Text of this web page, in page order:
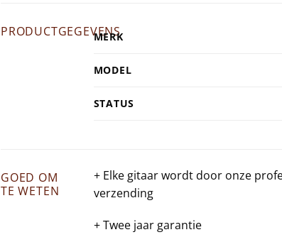
PRODUCTGEGEVENS
MERK
MODEL
STATUS
GOED OM
TE WETEN
+ Elke gitaar wordt door onze
verzending
+ Twee jaar garantie